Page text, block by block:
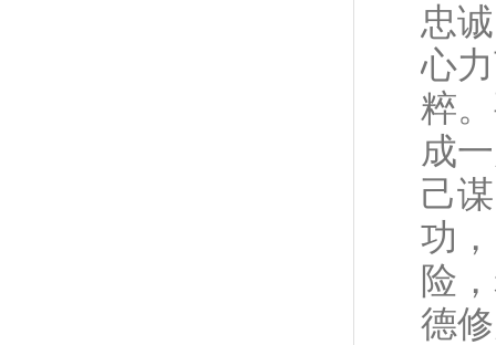
忠
心
粹
成
己
功
险
德